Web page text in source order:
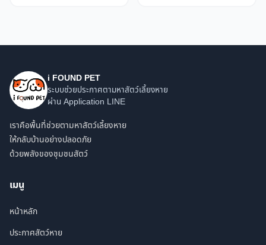
i FOUND PET
ระบบช่วยประกาศตามหาสัตว์เลี้ยงหาย
ผ่าน Application LINE
เราคือพื้นที่ช่วยตามหาสัตว์เลี้ยงหาย
ให้กลับบ้านอย่างปลอดภัย
ด้วยพลังของชุมชนสัตว์
เมนู
หน้าหลัก
ประกาศสัตว์หาย